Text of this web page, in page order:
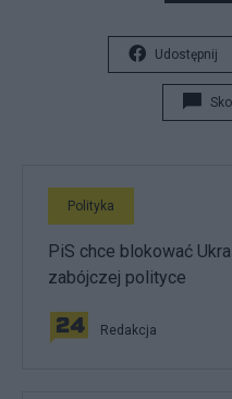
Udostępnij
Polityka
PiS chce blokować
zabójczej polityce
Redakcja